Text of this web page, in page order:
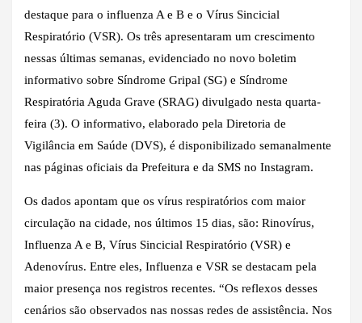
destaque para o influenza A e B e o Vírus Sincicial
Respiratório (VSR). Os três apresentaram um crescimento
nessas últimas semanas, evidenciado no novo boletim
informativo sobre Síndrome Gripal (SG) e Síndrome
Respiratória Aguda Grave (SRAG) divulgado nesta quarta-
feira (3). O informativo, elaborado pela Diretoria de
Vigilância em Saúde (DVS), é disponibilizado semanalmente
nas páginas oficiais da Prefeitura e da SMS no Instagram.
Os dados apontam que os vírus respiratórios com maior
circulação na cidade, nos últimos 15 dias, são: Rinovírus,
Influenza A e B, Vírus Sincicial Respiratório (VSR) e
Adenovírus. Entre eles, Influenza e VSR se destacam pela
maior presença nos registros recentes. “Os reflexos desses
cenários são observados nas nossas redes de assistência. Nos